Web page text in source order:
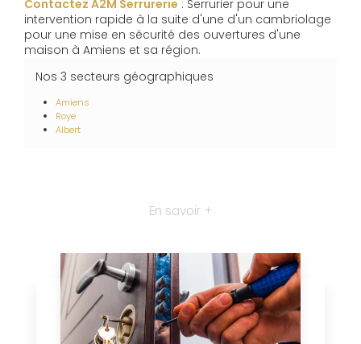
Contactez A2M Serrurerie : Serrurier pour une
intervention rapide à la suite d'une d'un cambriolage
pour une mise en sécurité des ouvertures d'une
maison à Amiens et sa région.
Nos 3 secteurs géographiques
Amiens
Roye
Albert
En savoir +